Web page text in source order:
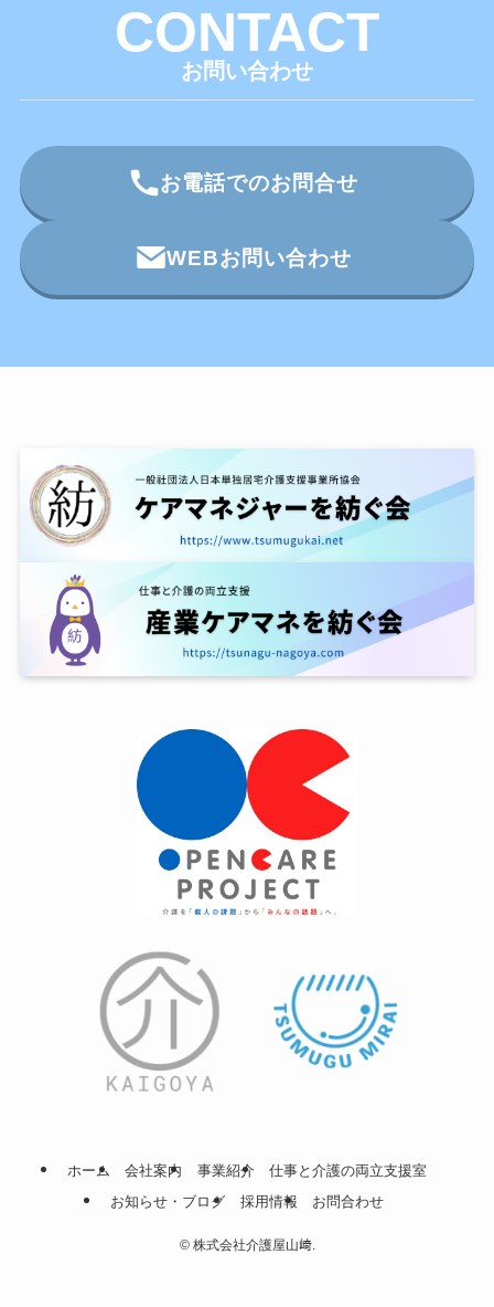
CONTACT
お問い合わせ
お電話でのお問合せ
WEBお問い合わせ
ホーム 会社案内 事業紹介
仕事と介護の両立支援室
お知らせ・ブログ
採用情報 お問合わせ
©株式会社介護屋山﨑.